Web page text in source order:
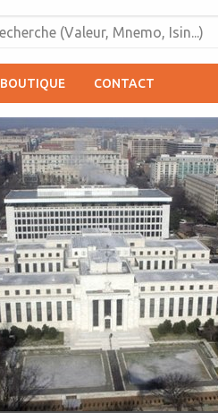
BOUTIQUE CONTACT